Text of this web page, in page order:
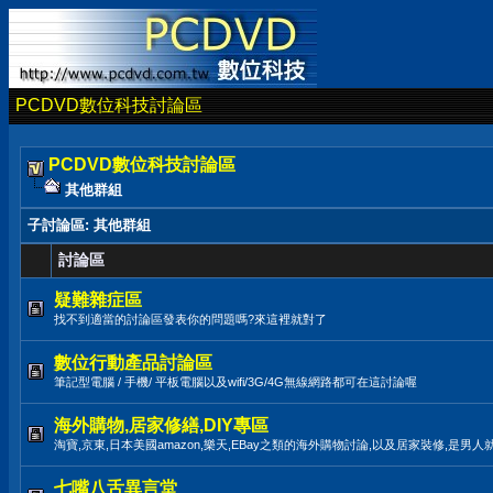
PCDVD數位科技討論區
PCDVD數位科技討論區
其他群組
子討論區: 其他群組
討論區
疑難雜症區
找不到適當的討論區發表你的問題嗎?來這裡就對了
數位行動產品討論區
筆記型電腦 / 手機/ 平板電腦以及wifi/3G/4G無線網路都可在這討論喔
海外購物,居家修繕,DIY專區
淘寶,京東,日本美國amazon,樂天,EBay之類的海外購物討論,以及居家裝修,是男人
七嘴八舌異言堂